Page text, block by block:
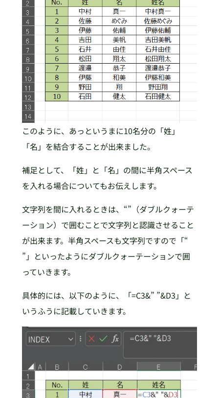
このように、あっというまに10名分の「姓」
「名」を結合することが出来ました。
補足として、「姓」と「名」の間に半角スペース
を入れる場合についてもお伝えします。
文字列を間に入れるときは、“”（ダブルクォーテ
ーション）で囲むことで文字列と認識させること
が出来ます。半角スペースも文字列ですので「“
”」といったようにダブルクォーテーションで囲
っていきます。
具体的には、以下のように、「=C3&” ”&D3」と
いうふうに記載していきます。